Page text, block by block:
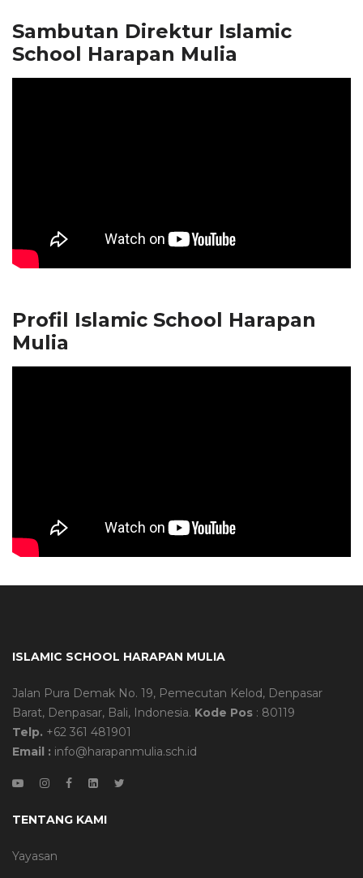
Sambutan Direktur Islamic
School Harapan Mulia
Profil Islamic School Harapan
Mulia
ISLAMIC SCHOOL HARAPAN MULIA
Jalan Pura Demak No. 19, Pemecutan Kelod, Denpasar
Barat, Denpasar, Bali, Indonesia. Kode Pos : 80119
Telp. +62 361 481901
Email : info@harapanmulia.sch.id
TENTANG KAMI
Yayasan